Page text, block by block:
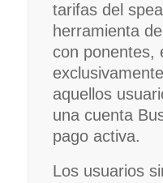
tarifas del
herramienta
con ponentes,
aquellos
una cuenta
pago activa.
Los usuarios